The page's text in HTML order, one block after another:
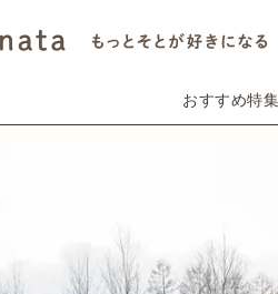
おすすめ特